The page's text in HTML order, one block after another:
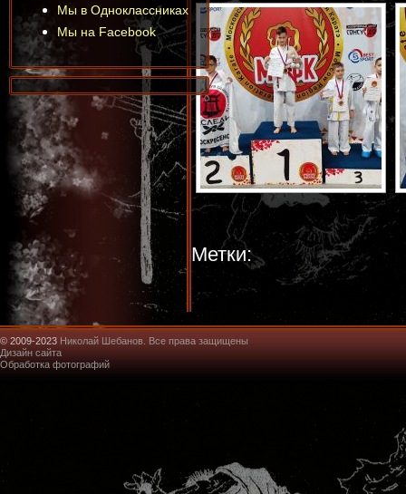
Метки:
Мы в Одноклассниках
Мы на Facebook
© 2009-2023 Николай Шебанов. Все права защищены
Дизайн сайта
Обработка фотографий